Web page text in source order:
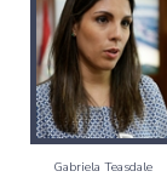
Gabriela Teasdale